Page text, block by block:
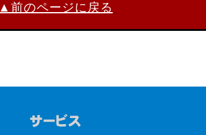
▲前のページに戻る